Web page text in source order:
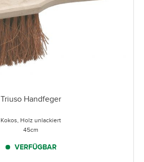
Triuso Handfeger
Kokos, Holz unlackiert
45cm
VERFÜGBAR